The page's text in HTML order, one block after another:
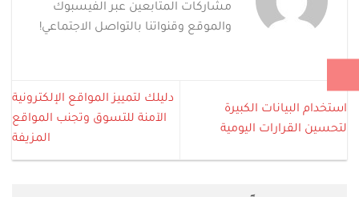
مشاركات المتابعين عبر الفيسبوك
والموقع وقنواتنا بالتواصل الاجتماعي!
استخدام البيانات الكبيرة
لتحسين القرارات اليومية
دليلك لتمييز المواقع الإلكترونية
الآمنة للتسوق وتجنب المواقع
المزيفة